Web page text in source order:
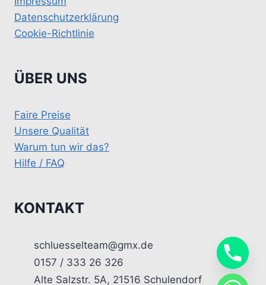
Datenschutzerklärung
Cookie-Richtlinie
ÜBER UNS
Faire Preise
Unsere Qualität
Warum tun wir das?
Hilfe / FAQ
KONTAKT
schluesselteam@gmx.de
0157 / 333 26 326
Alte Salzstr. 5A, 21516 Schulendorf